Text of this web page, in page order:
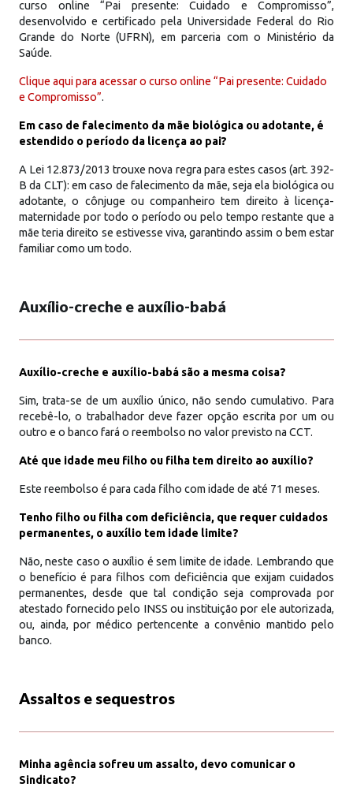
curso online “Pai presente: Cuidado e Compromisso”,
desenvolvido e certificado pela Universidade Federal do Rio
Grande do Norte (UFRN), em parceria com o Ministério da
Saúde.
Clique aqui para acessar o curso online “Pai presente: Cuidado
e Compromisso”.
Em caso de falecimento da mãe biológica ou adotante, é
estendido o período da licença ao pai?
A Lei 12.873/2013 trouxe nova regra para estes casos (art. 392-
B da CLT): em caso de falecimento da mãe, seja ela biológica ou
adotante, o cônjuge ou companheiro tem direito à licença-
maternidade por todo o período ou pelo tempo restante que a
mãe teria direito se estivesse viva, garantindo assim o bem estar
familiar como um todo.
Auxílio-creche e auxílio-babá
Auxílio-creche e auxílio-babá são a mesma coisa?
Sim, trata-se de um auxílio único, não sendo cumulativo. Para
recebê-lo, o trabalhador deve fazer opção escrita por um ou
outro e o banco fará o reembolso no valor previsto na CCT.
Até que idade meu filho ou filha tem direito ao auxílio?
Este reembolso é para cada filho com idade de até 71 meses.
Tenho filho ou filha com deficiência, que requer cuidados
permanentes, o auxílio tem idade limite?
Não, neste caso o auxílio é sem limite de idade. Lembrando que
o benefício é para filhos com deficiência que exijam cuidados
permanentes, desde que tal condição seja comprovada por
atestado fornecido pelo INSS ou instituição por ele autorizada,
ou, ainda, por médico pertencente a convênio mantido pelo
banco.
Assaltos e sequestros
Minha agência sofreu um assalto, devo comunicar o
Sindicato?